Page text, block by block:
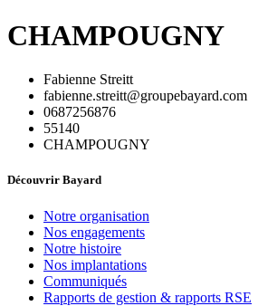
CHAMPOUGNY
Fabienne Streitt
fabienne.streitt@groupebayard.com
0687256876
55140
CHAMPOUGNY
Découvrir Bayard
Notre organisation
Nos engagements
Notre histoire
Nos implantations
Communiqués
Rapports de gestion & rapports RSE